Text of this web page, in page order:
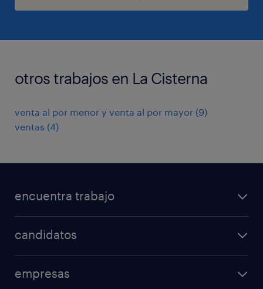
otros trabajos en La Cisterna
venta al por menor y venta al por mayor (9)
ventas (4)
encuentra trabajo
candidatos
áreas de especializacion
empresas